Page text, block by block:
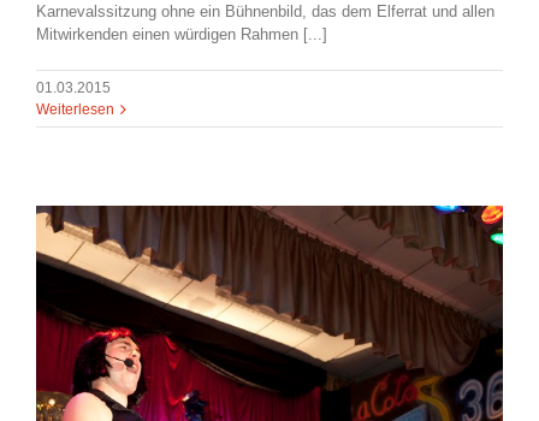
Karnevalssitzung ohne ein Bühnenbild, das dem Elferrat und allen
Mitwir­kenden einen würdigen Rahmen [...]
01.03.2015
Weiterlesen